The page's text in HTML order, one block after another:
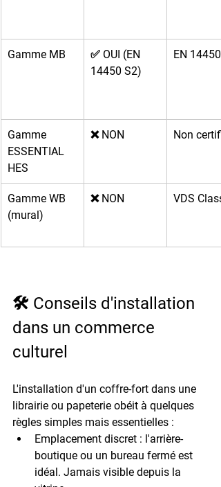
Gamme MB
✅ OUI (EN
14450 S2)
EN 14450
Gamme
ESSENTIAL
HES
❌ NON Non
Gamme WB
(mural)
❌ NON VDS
🛠️ Conseils d'installation
dans un commerce
culturel
L'installation d'un coffre-fort dans une
librairie ou papeterie obéit à quelques
règles simples mais essentielles :
Emplacement discret : l'arrière-
boutique ou un bureau fermé est
idéal. Jamais visible depuis la